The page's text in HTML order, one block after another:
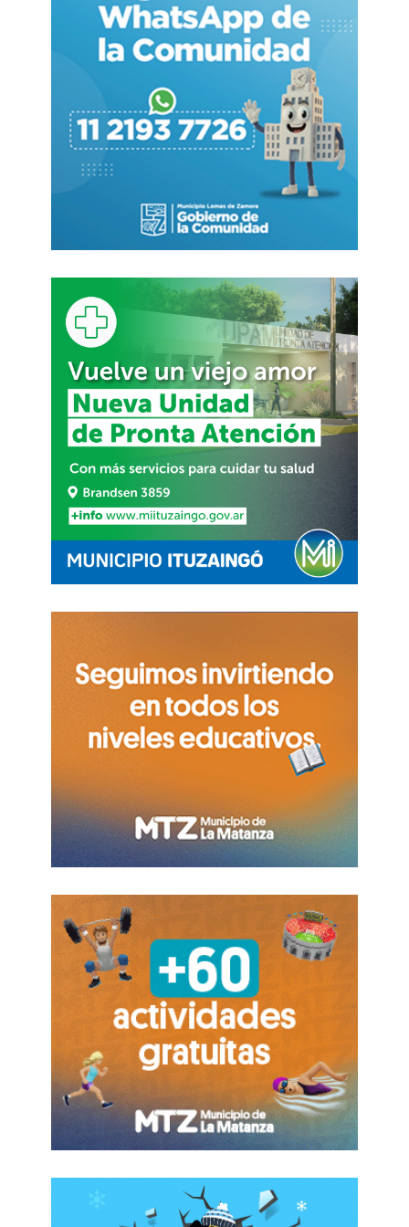
Pereira, Héctor Ramírez y Daniel Comisso,
participantes del golpe “contra la dictadura”.
Frustrado por el fracasado, el 23 de agosto de
2005 el televangelista Pat Robertson, ante las
cámaras de televisión de su poderoso Club700,
se dirigió a un millón de fieles para proponer
asesinar a Hugo Chávez “por destruir la
economía de Venezuela, por permitir la
en su gabinete”. No importa que nada de esto
sea cierto. “La opción de un asesinato es
claramente más económica que lanzar una
guerra… con esto no vamos a interrumpir el
suministro de petróleo de Venezuela… tenemos
la doctrina Monroe y otras doctrinas para
Efraín Ríos Montt de Guatemala y de otros
genocidas cristianos como Roberto D’Aubuisson
de El Salvador o Mobutu Sese Seko de Zaire,
quería asesinar a un presidente elegido por el
El 9 de diciembre de 2007, en la University of
Miami, una voz de evento anunció, para la
cadena Univision, el “Primer Foro Presidencial del
Partido Republicano en español”, mencionando
las reglas: en el foro en español no se hablará
español.
Una de las moderadoras del no debate fue la
María Elena Salinas.
Salinas: “Hace una semana Venezuela rechazó
cambios a la constitución del presidente Hugo
Chávez…”
Los aplausos interrumpieron a María Elena, quien
disimuló una sonrisa.
Salinas: “Muchos creen que Chávez es una
amenaza para la democracia en la región. Si
usted fuera presidente ¿cómo lidiaría con
Chávez?”